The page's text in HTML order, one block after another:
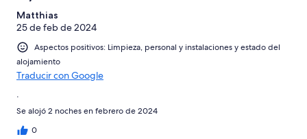
Matthias
25 de feb de 2024
Aspectos positivos: Limpieza, personal y instalaciones y estado del
alojamiento
Traducir con Google
.
Se alojó 2 noches en febrero de 2024
0